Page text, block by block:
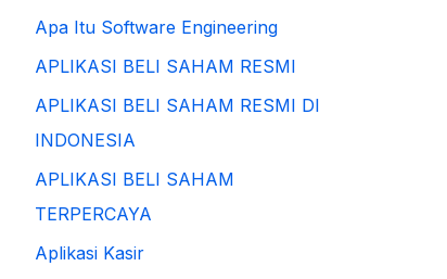
Apa Itu Software Engineering
APLIKASI BELI SAHAM RESMI
APLIKASI BELI SAHAM RESMI DI
INDONESIA
APLIKASI BELI SAHAM
TERPERCAYA
Aplikasi Kasir